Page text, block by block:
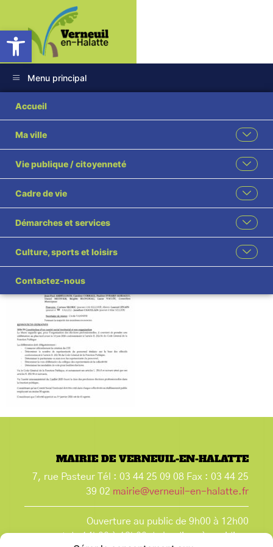
Ouvrir la barre d’outils
Menu principal
Accueil
Ma ville
Vie publique / citoyenneté
Cadre de vie
Démarches et services
Culture, sports et loisirs
Contactez-nous
2026 59 Constitution
d’un comité social
territorial et son
organisation visé
MAIRIE DE VERNEUIL-EN-HALATTE
7, rue Pasteur Tél : 03 44 25 09 08 Fax : 03 44 25
39 02 mairie@verneuil-en-halatte.fr
Ouverture au public de 9h00 à 12h00
et de 14h00 à 18h00 du lundi après-midi au